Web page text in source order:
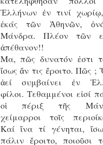
Ἑλλήνων ἐν τινί
ἐκάς τῶν Ἀθηνῶν,
Μάνδρα. Πλέον τῶν
ἀπέθανον!!
Μα, πῶς δυνατόν ἐστι
ἴσως ἄν τις ἔροιτο. Πῶς
ἀεί συμβαίνει ἐν
φίλοι. Τεθαμμένοι εἰσί
οἱ πέριξ τῆς
χείμαρροι τοῖς
Καί ἴνα τί γένηται,
πάλιν ἔροιτο, ποιοῦσι